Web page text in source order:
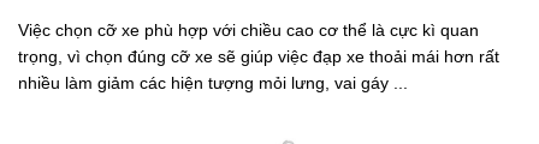
Việc chọn cỡ xe phù hợp với chiều cao cơ thể là cực kì quan
trọng, vì chọn đúng cỡ xe sẽ giúp việc đạp xe thoải mái hơn rất
nhiều làm giảm các hiện tượng mỏi lưng, vai gáy ...